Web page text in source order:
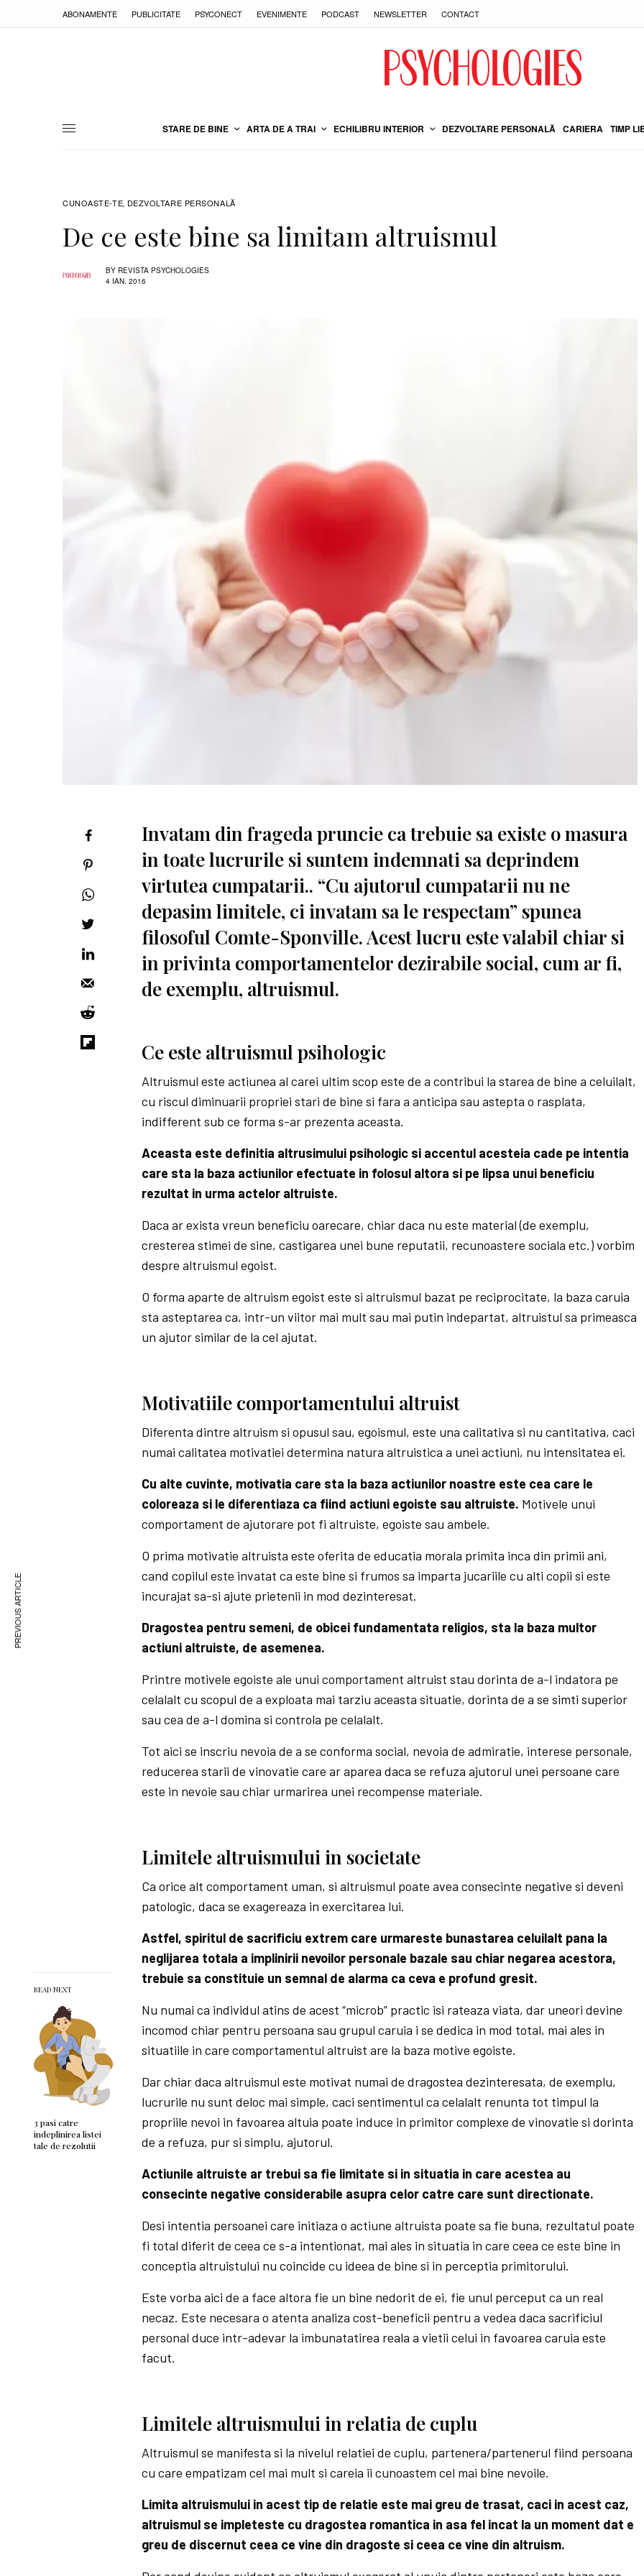
ABONAMENTE PUBLICITATE PSYCONECT EVENIMENTE PODCAST NEWSLETTER CONTACT
STARE DE BINE ARTA DE A TRAI ECHILIBRU INTERIOR DEZVOLTARE PERSONALĂ CARIERA TIMP
CUNOASTE-TE, DEZVOLTARE PERSONALĂ
De ce este bine sa limitam altruismul
BY REVISTA PSYCHOLOGIES
4 IAN. 2016
READ NEXT
3 pasi catre
indeplinirea listei
tale de rezolutii
Invatam din frageda pruncie ca trebuie sa existe o masura
in toate lucrurile si suntem indemnati sa deprindem
virtutea cumpatarii.. “Cu ajutorul cumpatarii nu ne
depasim limitele, ci invatam sa le respectam” spunea
filosoful Comte-Sponville. Acest lucru este valabil chiar si
in privinta comportamentelor dezirabile social, cum ar fi,
de exemplu, altruismul.
Ce este altruismul psihologic
Altruismul este actiunea al carei ultim scop este de a contribui la starea de bine a celuilalt,
cu riscul diminuarii propriei stari de bine si fara a anticipa sau astepta o rasplata,
indifferent sub ce forma s-ar prezenta aceasta.
Aceasta este definitia altrusimului psihologic si accentul acesteia cade pe intentia
care sta la baza actiunilor efectuate in folosul altora si pe lipsa unui beneficiu
rezultat in urma actelor altruiste.
Daca ar exista vreun beneficiu oarecare, chiar daca nu este material (de exemplu,
cresterea stimei de sine, castigarea unei bune reputatii, recunoastere sociala etc.) vorbim
despre altruismul egoist.
O forma aparte de altruism egoist este si altruismul bazat pe reciprocitate, la baza caruia
sta asteptarea ca, intr-un viitor mai mult sau mai putin indepartat, altruistul sa primeasca
un ajutor similar de la cel ajutat.
Motivatiile comportamentului altruist
Diferenta dintre altruism si opusul sau, egoismul, este una calitativa si nu cantitativa, caci
numai calitatea motivatiei determina natura altruistica a unei actiuni, nu intensitatea ei.
Cu alte cuvinte, motivatia care sta la baza actiunilor noastre este cea care le
coloreaza si le diferentiaza ca fiind actiuni egoiste sau altruiste. Motivele unui
comportament de ajutorare pot fi altruiste, egoiste sau ambele.
O prima motivatie altruista este oferita de educatia morala primita inca din primii ani,
cand copilul este invatat ca este bine si frumos sa imparta jucariile cu alti copii si este
incurajat sa-si ajute prietenii in mod dezinteresat.
Dragostea pentru semeni, de obicei fundamentata religios, sta la baza multor
actiuni altruiste, de asemenea.
Printre motivele egoiste ale unui comportament altruist stau dorinta de a-l indatora pe
celalalt cu scopul de a exploata mai tarziu aceasta situatie, dorinta de a se simti superior
sau cea de a-l domina si controla pe celalalt.
Tot aici se inscriu nevoia de a se conforma social, nevoia de admiratie, interese personale,
reducerea starii de vinovatie care ar aparea daca se refuza ajutorul unei persoane care
este in nevoie sau chiar urmarirea unei recompense materiale.
Limitele altruismului in societate
Ca orice alt comportament uman, si altruismul poate avea consecinte negative si deveni
patologic, daca se exagereaza in exercitarea lui.
Astfel, spiritul de sacrificiu extrem care urmareste bunastarea celuilalt pana la
neglijarea totala a implinirii nevoilor personale bazale sau chiar negarea acestora,
trebuie sa constituie un semnal de alarma ca ceva e profund gresit.
Nu numai ca individul atins de acest “microb” practic isi rateaza viata, dar uneori devine
incomod chiar pentru persoana sau grupul caruia i se dedica in mod total, mai ales in
situatiile in care comportamentul altruist are la baza motive egoiste.
Dar chiar daca altruismul este motivat numai de dragostea dezinteresata, de exemplu,
lucrurile nu sunt deloc mai simple, caci sentimentul ca celalalt renunta tot timpul la
propriile nevoi in favoarea altuia poate induce in primitor complexe de vinovatie si dorinta
de a refuza, pur si simplu, ajutorul.
Actiunile altruiste ar trebui sa fie limitate si in situatia in care acestea au
consecinte negative considerabile asupra celor catre care sunt directionate.
Desi intentia persoanei care initiaza o actiune altruista poate sa fie buna, rezultatul poate
fi total diferit de ceea ce s-a intentionat, mai ales in situatia in care ceea ce este bine in
conceptia altruistului nu coincide cu ideea de bine si in perceptia primitorului.
Este vorba aici de a face altora fie un bine nedorit de ei, fie unul perceput ca un real
necaz. Este necesara o atenta analiza cost-beneficii pentru a vedea daca sacrificiul
personal duce intr-adevar la imbunatatirea reala a vietii celui in favoarea caruia este
facut.
Limitele altruismului in relatia de cuplu
Altruismul se manifesta si la nivelul relatiei de cuplu, partenera/partenerul fiind persoana
cu care empatizam cel mai mult si careia ii cunoastem cel mai bine nevoile.
Limita altruismului in acest tip de relatie este mai greu de trasat, caci in acest caz,
altruismul se impleteste cu dragostea romantica in asa fel incat la un moment dat e
greu de discernut ceea ce vine din dragoste si ceea ce vine din altruism.
PREVIOUS ARTICLE